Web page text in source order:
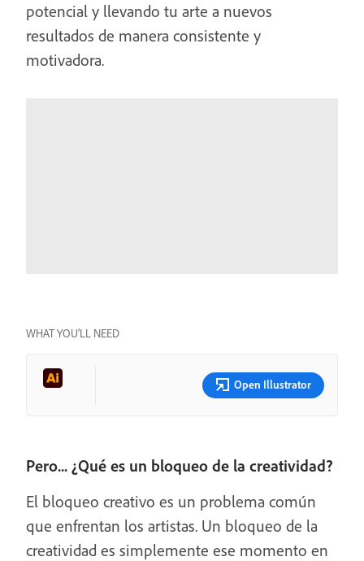
potencial y llevando tu arte a nuevos
resultados de manera consistente y
motivadora.
WHAT YOU’LL NEED
Open Illustrator
Pero... ¿Qué es un bloqueo de la creatividad?
El bloqueo creativo es un problema común
que enfrentan los artistas. Un bloqueo de la
creatividad es simplemente ese momento en